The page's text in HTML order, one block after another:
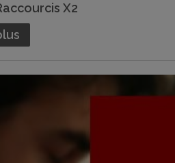
X2